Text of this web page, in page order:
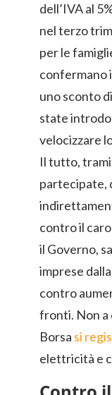
dell’IVA al
nel terzo
per le
confermano
uno sconto
state
velocizzare
Il tutto,
partecipate,
contro il
il Governo,
imprese
contro
fronti. Non a
Borsa si
elettricità e